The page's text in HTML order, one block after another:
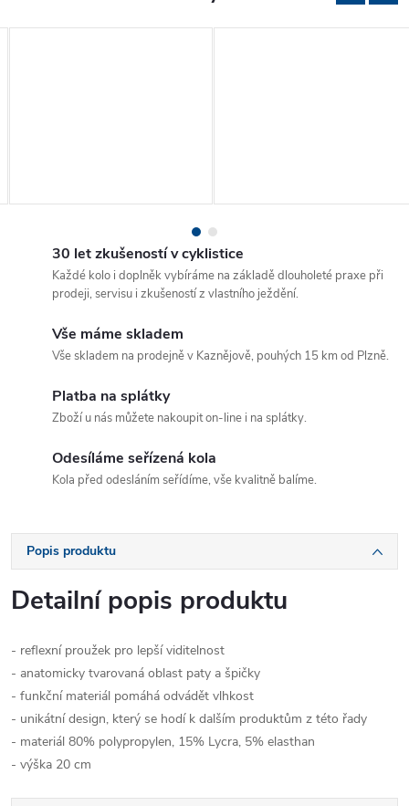
30 let zkušeností v cyklistice
Každé kolo i doplněk vybíráme na základě dlouholeté praxe při
prodeji, servisu i zkušeností z vlastního ježdění.
Vše máme skladem
Vše skladem na prodejně v Kaznějově, pouhých 15 km od Plzně.
Platba na splátky
Zboží u nás můžete nakoupit on-line i na splátky.
Odesíláme seřízená kola
Kola před odesláním seřídíme, vše kvalitně balíme.
Popis produktu
Detailní popis produktu
- reflexní proužek pro lepší viditelnost
- anatomicky tvarovaná oblast paty a špičky
- funkční materiál pomáhá odvádět vlhkost
- unikátní design, který se hodí k dalším produktům z této řady
- materiál 80% polypropylen, 15% Lycra, 5% elasthan
- výška 20 cm